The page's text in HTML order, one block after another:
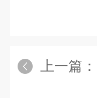
上一篇：